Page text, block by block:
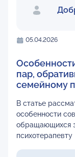
05.04.2026
пар,
семейному
В статье
особенности
обращающихся
психотерапевту